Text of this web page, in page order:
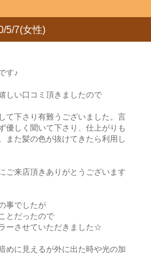
5/7(女性)
す♪
しい口コミ頂きましたので
て下さり有難うございました。言
優しく聞いて下さり、仕上がりも
また髪の色が抜けてきたら利用し
ご来店頂きありがとうございます
事でしたが
とだったので
ーさせていただきました☆
めに見えるが外に出た時や光の加